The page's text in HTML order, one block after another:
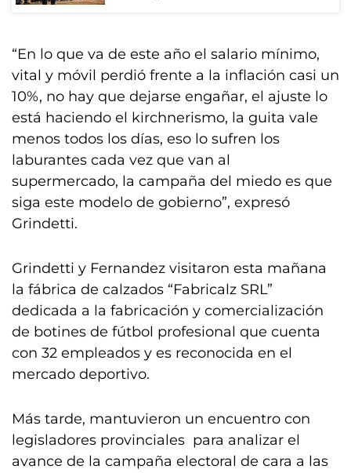
“En lo que va de este año el salario mínimo,
vital y móvil perdió frente a la inflación casi un
10%, no hay que dejarse engañar, el ajuste lo
está haciendo el kirchnerismo, la guita vale
menos todos los días, eso lo sufren los
laburantes cada vez que van al
supermercado, la campaña del miedo es que
siga este modelo de gobierno”, expresó
Grindetti.
Grindetti y Fernandez visitaron esta mañana
la fábrica de calzados “Fabricalz SRL”
dedicada a la fabricación y comercialización
de botines de fútbol profesional que cuenta
con 32 empleados y es reconocida en el
mercado deportivo.
Más tarde, mantuvieron un encuentro con
legisladores provinciales para analizar el
avance de la campaña electoral de cara a las